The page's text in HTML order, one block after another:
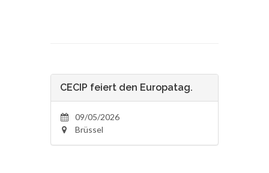
CECIP feiert den Europatag.
09/05/2026
Brüssel